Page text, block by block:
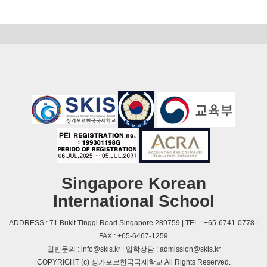
Singapore Korean
International School
ADDRESS : 71 Bukit Tinggi Road Singapore 289759 | TEL : +65-6741-0778 |
FAX : +65-6467-1259
일반문의 : info@skis.kr | 입학상담 : admission@skis.kr
COPYRIGHT (c) 싱가포르한국국제학교 All Rights Reserved.